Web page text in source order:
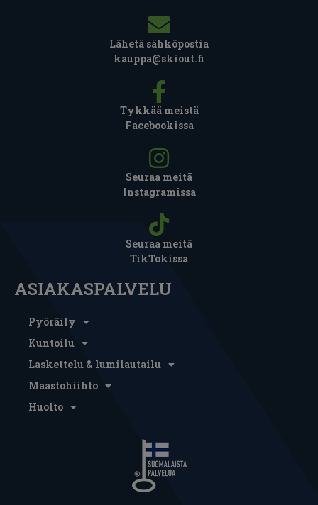
Lähetä sähköpostia
kauppa@skiout.fi
Tykkää meistä
Facebookissa
Seuraa meitä
Instagramissa
Seuraa meitä
TikTokissa
ASIAKASPALVELU
Pyöräily
Kuntoilu
Laskettelu & lumilautailu
Maastohiihto
Huolto